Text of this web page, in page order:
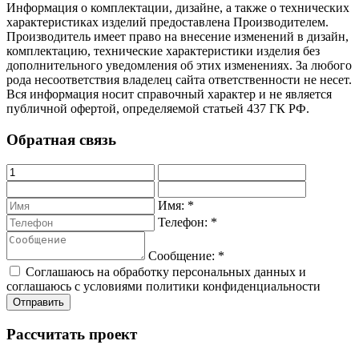
Информация о комплектации, дизайне, а также о технических
характеристиках изделий предоставлена Производителем.
Производитель имеет право на внесение изменений в дизайн,
комплектацию, технические характеристики изделия без
дополнительного уведомления об этих изменениях. За любого
рода несоответствия владелец сайта ответственности не несет.
Вся информация носит справочный характер и не является
публичной офертой, определяемой статьей 437 ГК РФ.
Обратная связь
Имя: *
Телефон: *
Сообщение: *
Соглашаюсь на обработку персональных данных и
соглашаюсь с условиями политики конфиденциальности
Рассчитать проект